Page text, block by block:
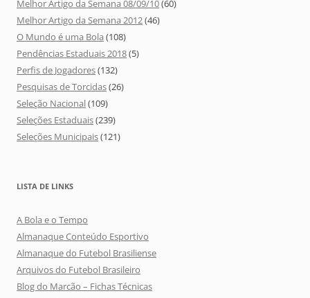
Melhor Artigo da Semana 08/09/10(60)
Melhor Artigo da Semana 2012(46)
O Mundo é uma Bola (108)
Pendências Estaduais 2018(5)
Perfis de Jogadores(132)
Pesquisas de Torcidas(26)
Seleção Nacional(109)
Seleções Estaduais(239)
Seleções Municipais(121)
LISTA DE LINKS
A Bola e o Tempo
Almanaque Conteúdo Esportivo
Almanaque do Futebol Brasiliense
Arquivos do Futebol Brasileiro
Blog do Marcão – Fichas Técnicas